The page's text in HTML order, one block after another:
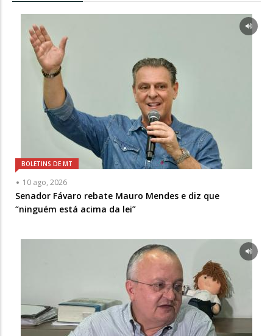
BOLETINS DE MT
10 ago, 2026
Senador Fávaro rebate Mauro Mendes e diz que
“ninguém está acima da lei”